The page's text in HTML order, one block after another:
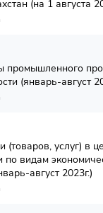
(на 1 августа
промышленного
(январь-август
(товаров, услуг) в
видам
август 2023г.)